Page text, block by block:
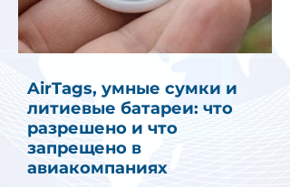
AirTags, умные сумки и
литиевые батареи: что
разрешено и что
запрещено в
авиакомпаниях